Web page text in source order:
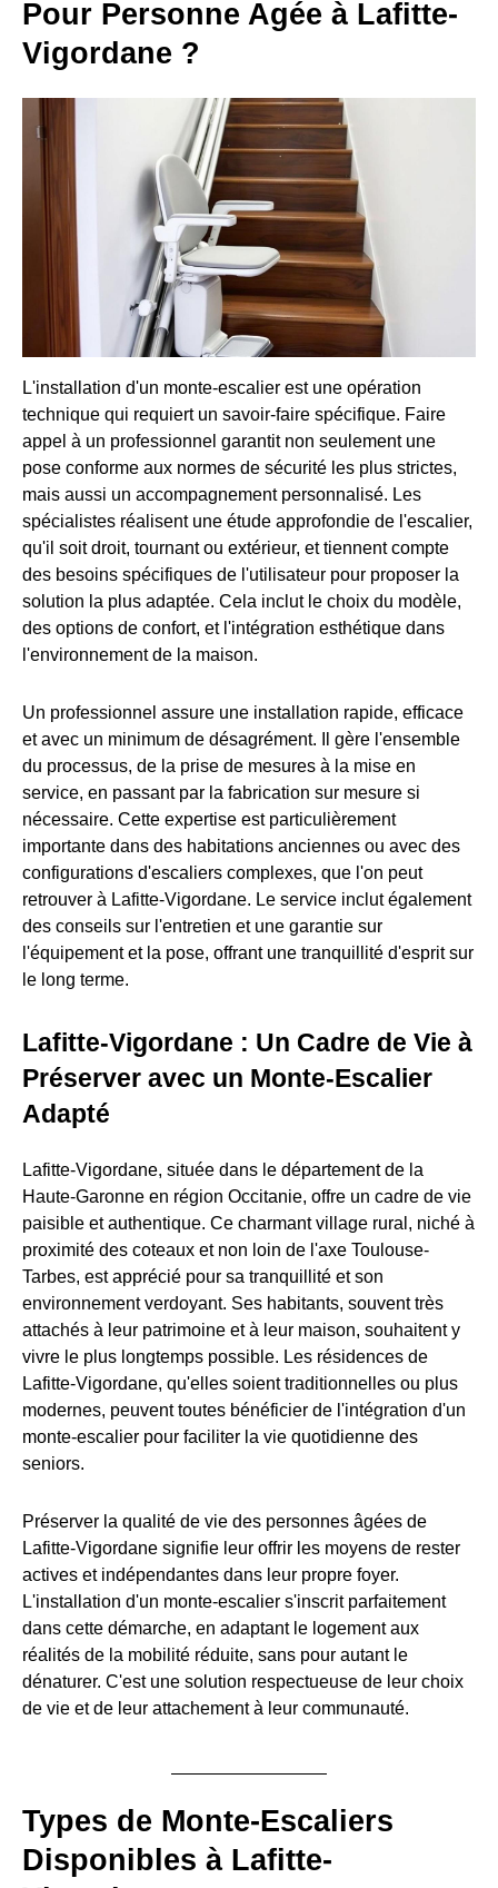
Pour Personne Agée à Lafitte-
Vigordane ?
L'installation d'un monte-escalier est une opération
technique qui requiert un savoir-faire spécifique. Faire
appel à un professionnel garantit non seulement une
pose conforme aux normes de sécurité les plus strictes,
mais aussi un accompagnement personnalisé. Les
spécialistes réalisent une étude approfondie de l'escalier,
qu'il soit droit, tournant ou extérieur, et tiennent compte
des besoins spécifiques de l'utilisateur pour proposer la
solution la plus adaptée. Cela inclut le choix du modèle,
des options de confort, et l'intégration esthétique dans
l'environnement de la maison.
Un professionnel assure une installation rapide, efficace
et avec un minimum de désagrément. Il gère l'ensemble
du processus, de la prise de mesures à la mise en
service, en passant par la fabrication sur mesure si
nécessaire. Cette expertise est particulièrement
importante dans des habitations anciennes ou avec des
configurations d'escaliers complexes, que l'on peut
retrouver à Lafitte-Vigordane. Le service inclut également
des conseils sur l'entretien et une garantie sur
l'équipement et la pose, offrant une tranquillité d'esprit sur
le long terme.
Lafitte-Vigordane : Un Cadre de Vie à
Préserver avec un Monte-Escalier
Adapté
Lafitte-Vigordane, située dans le département de la
Haute-Garonne en région Occitanie, offre un cadre de vie
paisible et authentique. Ce charmant village rural, niché à
proximité des coteaux et non loin de l'axe Toulouse-
Tarbes, est apprécié pour sa tranquillité et son
environnement verdoyant. Ses habitants, souvent très
attachés à leur patrimoine et à leur maison, souhaitent y
vivre le plus longtemps possible. Les résidences de
Lafitte-Vigordane, qu'elles soient traditionnelles ou plus
modernes, peuvent toutes bénéficier de l'intégration d'un
monte-escalier pour faciliter la vie quotidienne des
seniors.
Préserver la qualité de vie des personnes âgées de
Lafitte-Vigordane signifie leur offrir les moyens de rester
actives et indépendantes dans leur propre foyer.
L'installation d'un monte-escalier s'inscrit parfaitement
dans cette démarche, en adaptant le logement aux
réalités de la mobilité réduite, sans pour autant le
dénaturer. C'est une solution respectueuse de leur choix
de vie et de leur attachement à leur communauté.
Types de Monte-Escaliers
Disponibles à Lafitte-